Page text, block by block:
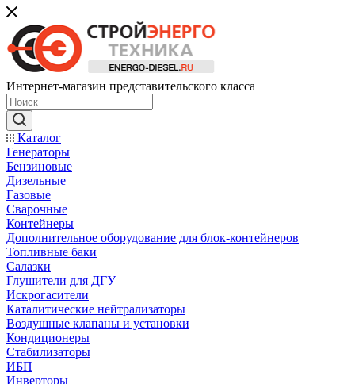
Интернет-магазин представительского класса
Каталог
Генераторы
Бензиновые
Дизельные
Газовые
Сварочные
Контейнеры
Дополнительное оборудование для блок-контейнеров
Топливные баки
Салазки
Глушители для ДГУ
Искрогасители
Каталитические нейтрализаторы
Воздушные клапаны и установки
Кондиционеры
Стабилизаторы
ИБП
Инверторы